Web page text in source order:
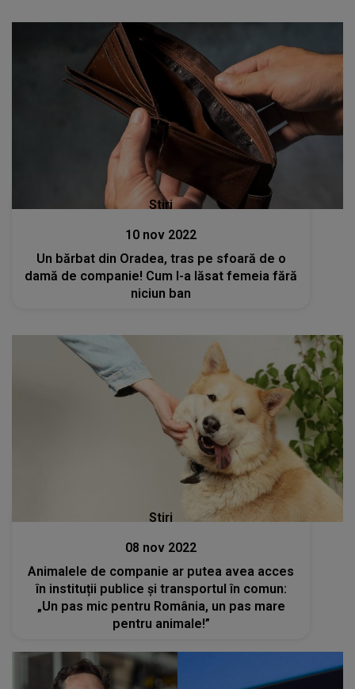
Stiri
10 nov 2022
Un bărbat din Oradea, tras pe sfoară de o
damă de companie! Cum l-a lăsat femeia fără
niciun ban
Stiri
08 nov 2022
Animalele de companie ar putea avea acces
în instituții publice și transportul în comun:
„Un pas mic pentru România, un pas mare
pentru animale!”